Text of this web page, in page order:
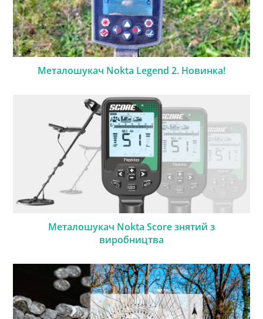
Металошукач Nokta Legend 2. Новинка!
Металошукач Nokta Score знятий з
виробництва